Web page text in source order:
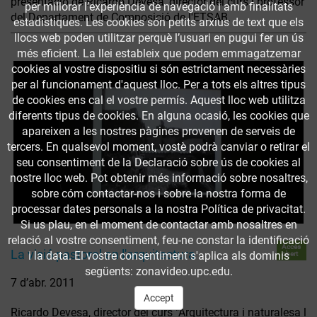
del Departament de Composició de l'ETSAB.
La visió pastoral en l'arquitectura
Accés
obert
7 d’abr. 2011
Ricardo Devesa, director del curs "Arquitectura i naturalesa l
per millorar l’experiència de navegació i amb finalitats
estadístiques. Les cookies són petits arxius de text que els
llocs web poden utilitzar perquè l’usuari en pugui fer un ús
més eficient. La llei estableix que podem emmagatzemar
cookies al vostre dispositiu si són estrictament necessàries
per al funcionament d'aquest lloc. Per a tots els altres tipus
de cookies ens cal el vostre permís. Aquest lloc web utilitza
diferents tipus de cookies. En alguna ocasió, les cookies que
apareixen a les nostres pàgines provenen de serveis de
tercers. En qualsevol moment, vostè podrà canviar o retirar el
seu consentiment de la Declaració sobre ús de cookies al
nostre lloc web. Pot obtenir més informació sobre nosaltres,
sobre cóm contactar-nos i sobre la nostra forma de
processar dates personals a la nostra Política de privacitat.
Si us plau, en el moment de contactar amb nosaltres en
relació al vostre consentiment, feu-ne constar la identificació
i la data. El vostre consentiment s'aplica als dominis
següents: zonavideo.upc.edu.
Accept